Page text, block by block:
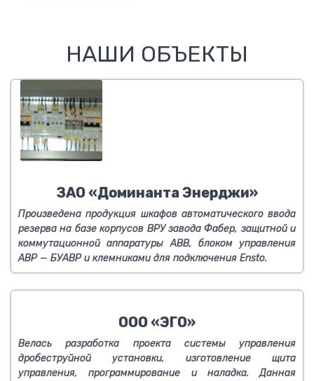
НАШИ ОБЪЕКТЫ
ЗАО «Доминанта Энерджи»
Произведена продукция шкафов автоматического ввода
резерва на базе корпусов ВРУ завода Фабер, защитной и
коммутационной аппаратуры ABB, блоком управления
АВР — БУАВР и клемниками для подключения Ensto.
ООО «ЭГО»
Велась разработка проекта системы управления
дробеструйной установки, изготовление щита
управления, программирование и наладка. Данная